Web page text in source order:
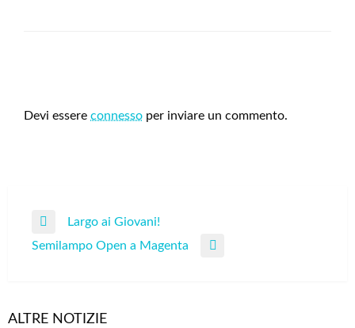
Devi essere connesso per inviare un commento.
Navigazione
articoli
Previous
Post
Largo ai Giovani!
Next
Semilampo Open a Magenta
ALTRE NOTIZIE